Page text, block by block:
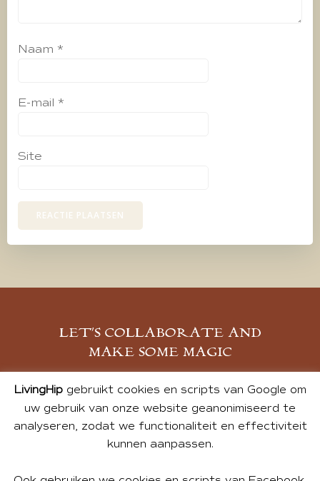
Naam *
E-mail *
Site
LET’S COLLABORATE AND
MAKE SOME MAGIC
MELD JE AAN
LivingHipgebruikt cookies en scripts van Google om
uw gebruik van onze website geanonimiseerd te
analyseren, zodat we functionaliteit en effectiviteit
kunnen aanpassen.